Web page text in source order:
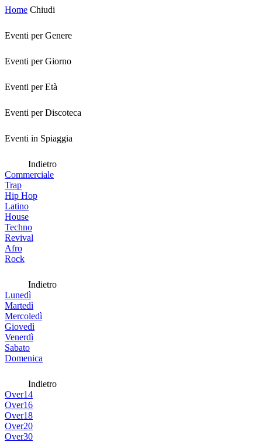
Home Chiudi
Eventi per Genere
Eventi per Giorno
Eventi per Età
Eventi per Discoteca
Eventi in Spiaggia
Indietro
Commerciale
Trap
Hip Hop
Latino
House
Techno
Revival
Afro
Rock
Indietro
Lunedì
Martedì
Mercoledì
Giovedì
Venerdì
Sabato
Domenica
Indietro
Over14
Over16
Over18
Over20
Over30